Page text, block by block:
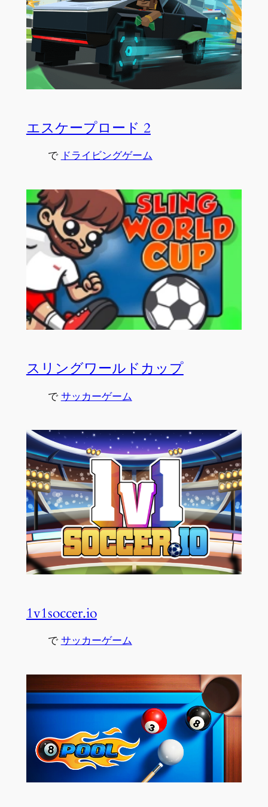
エスケープロード 2
で ドライビングゲーム
スリングワールドカップ
で サッカーゲーム
1v1soccer.io
で サッカーゲーム